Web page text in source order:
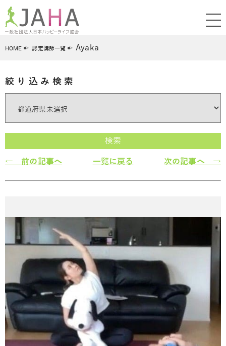
HOME 認定講師一覧 Ayaka
絞り込み検索
検索
← 前の記事へ 一覧に戻る 次の記事へ →